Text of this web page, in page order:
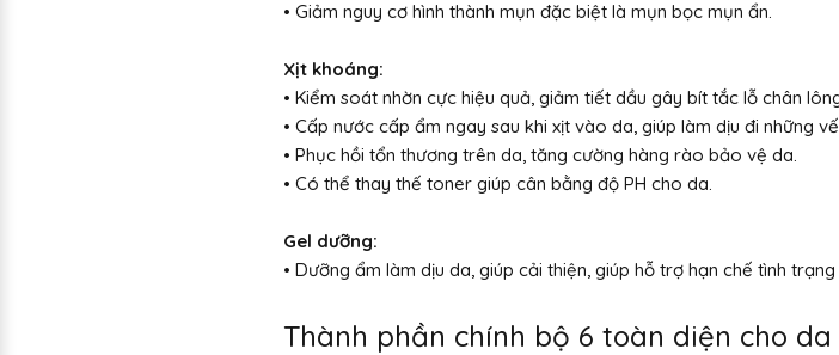
• Giảm nguy cơ hình thành mụn đặc biệt là mụn bọc mụn ẩn.
Xịt khoáng:
• Kiểm soát nhờn cực hiệu quả, giảm tiết dầu gây bít tắc lỗ chân
• Cấp nước cấp ẩm ngay sau khi xịt vào da, giúp làm dịu đi những
• Phục hồi tổn thương trên da, tăng cường hàng rào bảo vệ da.
• Có thể thay thế toner giúp cân bằng độ PH cho da.
Gel dưỡng:
• Dưỡng ẩm làm dịu da, giúp cải thiện, giúp hỗ trợ hạn chế tình trạng
Thành phần chính bộ 6 toàn diện cho